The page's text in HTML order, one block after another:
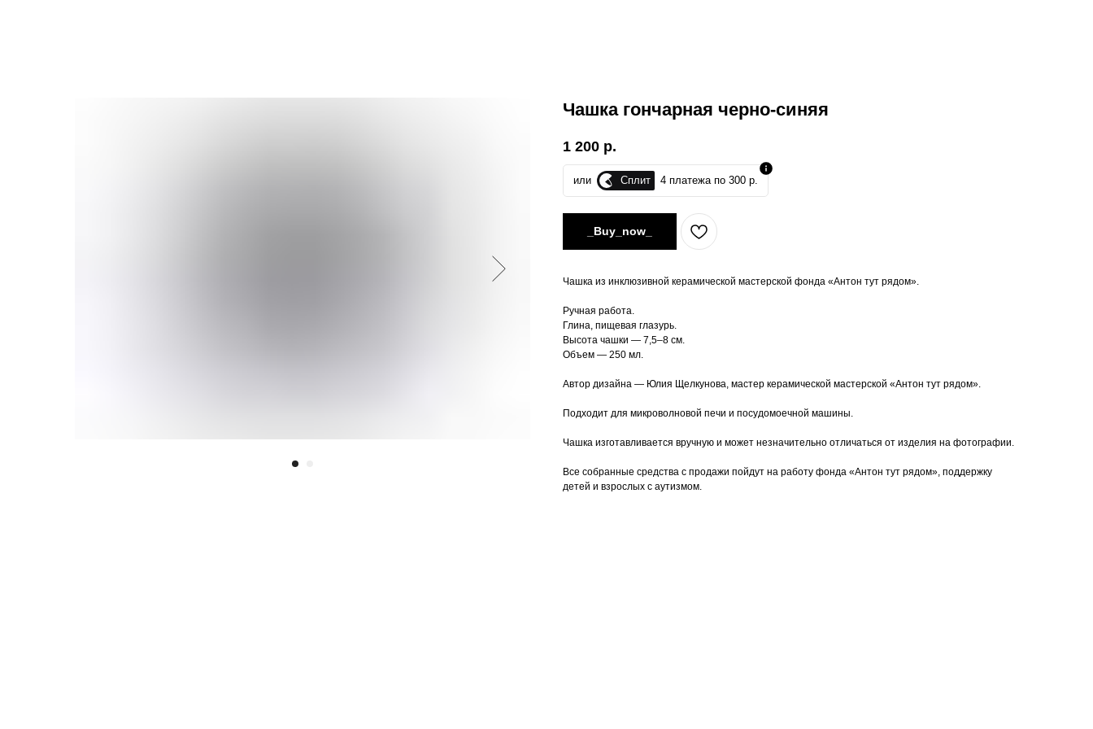
Чашка гончарная черно-синяя
1 200 р.
или Сплит 4 платежа по 300 р.
_Buy_now_
Чашка из инклюзивной керамической мастерской фонда «Антон тут рядом».
Ручная работа.
Глина, пищевая глазурь.
Высота чашки — 7,5–8 см.
Объем — 250 мл.
Автор дизайна — Юлия Щелкунова, мастер керамической мастерской «Антон тут рядом».
Подходит для микроволновой печи и посудомоечной машины.
Чашка изготавливается вручную и может незначительно отличаться от изделия на фотографии.
Все собранные средства с продажи пойдут на работу фонда «Антон тут рядом», поддержку
детей и взрослых с аутизмом.